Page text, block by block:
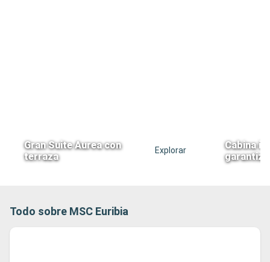
Gran Suite Aurea con
terraza
Explorar
Cabina
Todo sobre MSC Euribia